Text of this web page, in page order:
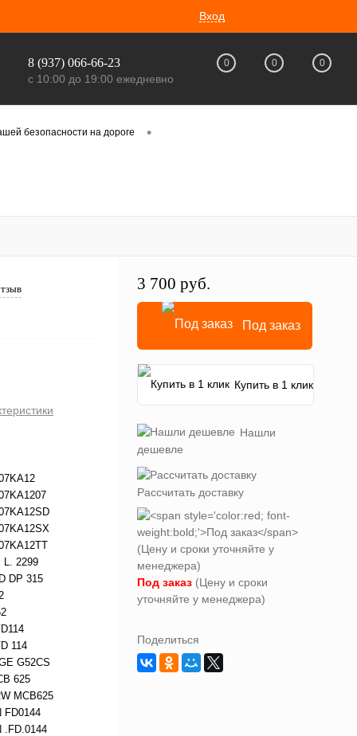
Вход
8 (937) 066-66-23
с 10:00 до 19:00 ежедневно
0 0 0
безопасности на дороге •
L. 2299
DP 315
114
G52CS
625
MCB625
FD0144
.FD.0144
3 700 руб.
Под заказ
Купить в 1 клик
Нашли
дешевле
Рассчитать доставку
Под заказ (Цену и сроки
уточняйте у менеджера)
Поделиться